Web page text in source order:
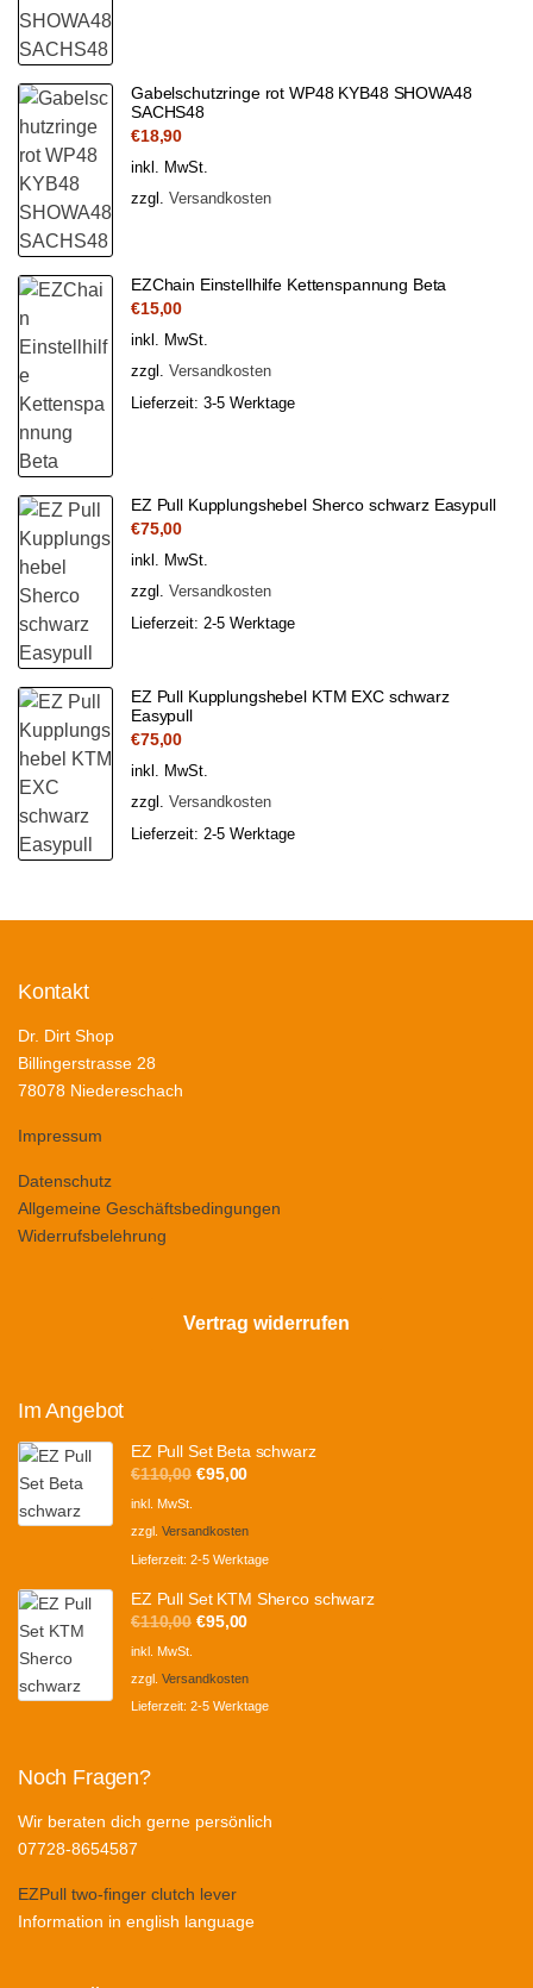
Gabelschutzringe rot WP48 KYB48 SHOWA48
SACHS48
€18,90
inkl. MwSt.
zzgl. Versandkosten
EZChain Einstellhilfe Kettenspannung Beta
€15,00
inkl. MwSt.
zzgl. Versandkosten
Lieferzeit: 3-5 Werktage
EZ Pull Kupplungshebel Sherco schwarz Easypull
€75,00
inkl. MwSt.
zzgl. Versandkosten
Lieferzeit: 2-5 Werktage
EZ Pull Kupplungshebel KTM EXC schwarz
Easypull
€75,00
inkl. MwSt.
zzgl. Versandkosten
Lieferzeit: 2-5 Werktage
Kontakt
Dr. Dirt Shop
Billingerstrasse 28
78078 Niedereschach
Impressum
Datenschutz
Allgemeine Geschäftsbedingungen
Widerrufsbelehrung
Vertrag widerrufen
Im Angebot
EZ Pull Set Beta schwarz
€110,00 Ursprünglicher
war:
€110,00
€95,00Aktueller
ist:
€95,00.
inkl. MwSt.
zzgl. Versandkosten
Lieferzeit: 2-5 Werktage
EZ Pull Set KTM Sherco schwarz
€110,00 Ursprünglicher
war:
€110,00
€95,00Aktueller
ist:
€95,00.
inkl. MwSt.
zzgl. Versandkosten
Lieferzeit: 2-5 Werktage
Noch Fragen?
Wir beraten dich gerne persönlich
07728-8654587
EZPull two-finger clutch lever
Information in english language